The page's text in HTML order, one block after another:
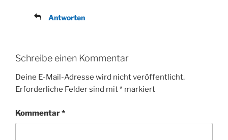
Antworten
Schreibe einen Kommentar
Deine E-Mail-Adresse wird nicht veröffentlicht.
Erforderliche Felder sind mit* markiert
Kommentar*